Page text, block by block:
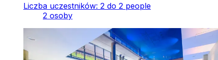
Liczba uczestników: 2 do 2 people
2 osoby